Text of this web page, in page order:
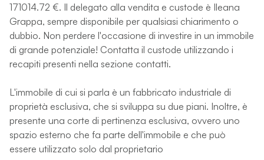
171014.72 €. Il delegato alla vendita e custode è Ileana
Grappa, sempre disponibile per qualsiasi chiarimento o
dubbio. Non perdere l'occasione di investire in un immobile
di grande potenziale! Contatta il custode utilizzando i
recapiti presenti nella sezione contatti.
L'immobile di cui si parla è un fabbricato industriale di
proprietà esclusiva, che si sviluppa su due piani. Inoltre, è
presente una corte di pertinenza esclusiva, ovvero uno
spazio esterno che fa parte dell'immobile e che può
essere utilizzato solo dal proprietario